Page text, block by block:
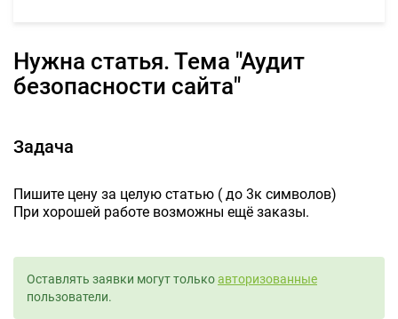
Нужна статья. Тема "Аудит
безопасности сайта"
Задача
Пишите цену за целую статью ( до 3к символов)
При хорошей работе возможны ещё заказы.
Оставлять заявки могут толькоавторизованные
пользователи.